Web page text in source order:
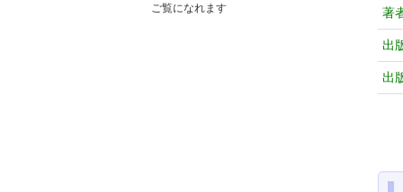
ご覧になれます
著
出
出